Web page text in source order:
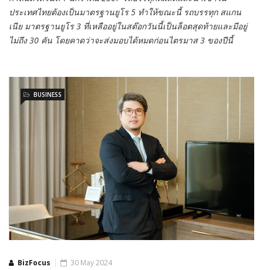
ประเทศไทยต้องเป็นมาตรฐานยูโร 5 ทำให้ขณะนี้ รถบรรทุก สแกน
เนีย มาตรฐานยูโร 3 ที่เหลืออยู่ในสต๊อกวันนี้เป็นล็อตสุดท้ายและมีอยู่
ไม่ถึง 30 คัน โดยคาดว่าจะส่งมอบได้หมดก่อนไตรมาส 3 ของปีนี้
BizFocus
BUSINESS
30 May 2024